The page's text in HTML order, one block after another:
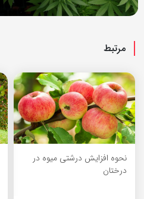
مرتبط
نحوه افزایش درشتی میوه در
درختان